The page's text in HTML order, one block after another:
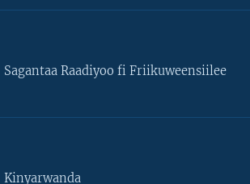
Sagantaa Raadiyoo fi Friikuweensiilee
Kinyarwanda